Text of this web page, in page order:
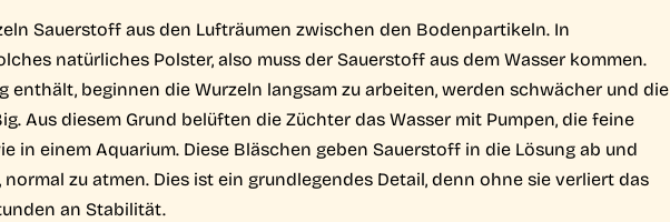
Sauerstoff aus den Lufträumen zwischen den Bodenpartikeln. In
natürliches Polster, also muss der Sauerstoff aus dem Wasser kommen.
enthält, beginnen die Wurzeln langsam zu arbeiten, werden schwächer und die
Aus diesem Grund belüften die Züchter das Wasser mit Pumpen, die feine
in einem Aquarium. Diese Bläschen geben Sauerstoff in die Lösung ab und
zu atmen. Dies ist ein grundlegendes Detail, denn ohne sie verliert das
an Stabilität.